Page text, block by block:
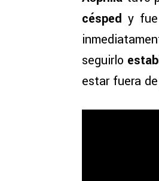
césped y
seguirlo
estar fuera